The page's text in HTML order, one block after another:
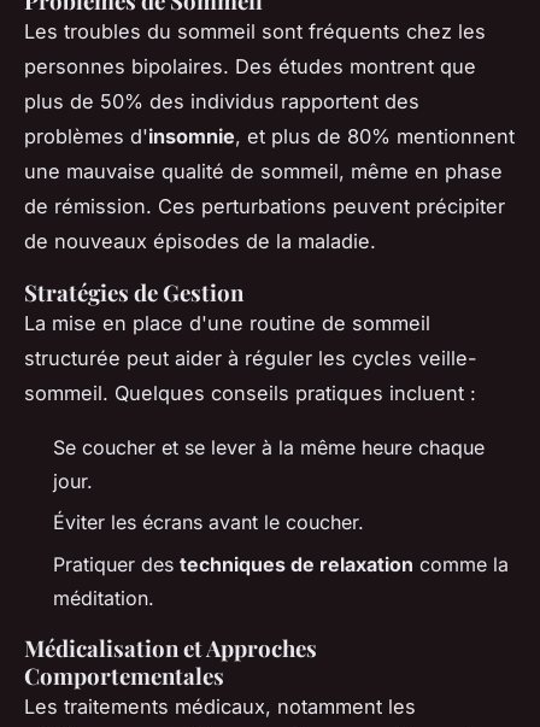
Les troubles du sommeil sont fréquents chez les
personnes bipolaires. Des études montrent que
plus de 50% des individus rapportent des
problèmes d'insomnie, et plus de 80% mentionnent
une mauvaise qualité de sommeil, même en phase
de rémission. Ces perturbations peuvent précipiter
de nouveaux épisodes de la maladie.
Stratégies de Gestion
La mise en place d'une routine de sommeil
structurée peut aider à réguler les cycles veille-
sommeil. Quelques conseils pratiques incluent :
Se coucher et se lever à la même heure chaque
jour.
Éviter les écrans avant le coucher.
Pratiquer des techniques de relaxation comme la
méditation.
Médicalisation et Approches
Comportementales
Les traitements médicaux, notamment les